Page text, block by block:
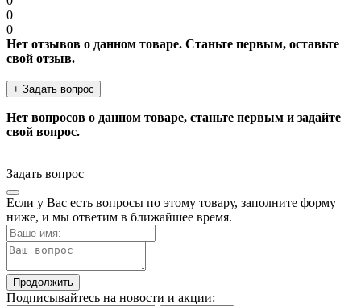
0
0
Нет отзывов о данном товаре. Станьте первым, оставьте
свой отзыв.
+ Задать вопрос
Нет вопросов о данном товаре, станьте первым и задайте
свой вопрос.
Задать вопрос
Если у Вас есть вопросы по этому товару, заполните форму
ниже, и мы ответим в ближайшее время.
Продолжить
Подписывайтесь на новости и акции: